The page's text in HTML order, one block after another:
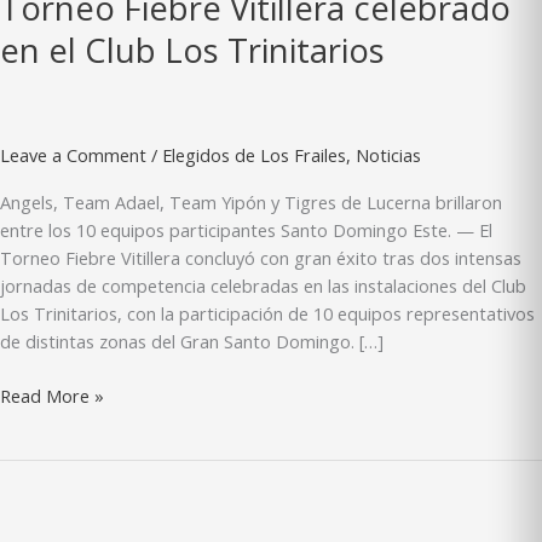
en el Club Los Trinitarios
Leave a Comment / Elegidos de Los Frailes, Noticias
Angels, Team Adael, Team Yipón y Tigres de Lucerna brillaron
entre los 10 equipos participantes Santo Domingo Este. — El
Torneo Fiebre Vitillera concluyó con gran éxito tras dos intensas
jornadas de competencia celebradas en las instalaciones del Club
Los Trinitarios, con la participación de 10 equipos representativos
de distintas zonas del Gran Santo Domingo. […]
Gran
Read More »